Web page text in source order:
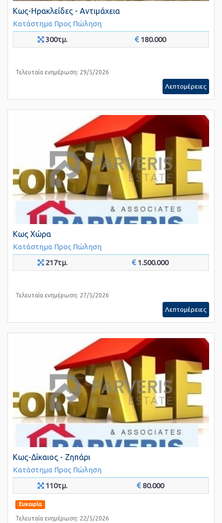
Κως-Ηρακλείδες - Αντιμάχεια
Κατάστημα Προς Πώληση
300τμ.
180.000
Τελευταία ενημέρωση: 29/5/2026
Λεπτομέρειες
Κως Χώρα
Κατάστημα Προς Πώληση
217τμ.
1.500.000
Τελευταία ενημέρωση: 27/5/2026
Λεπτομέρειες
Κως-Δίκαιος - Ζηπάρι
Κατάστημα Προς Πώληση
110τμ.
80.000
Ευκαιρία
Τελευταία ενημέρωση: 22/5/2026